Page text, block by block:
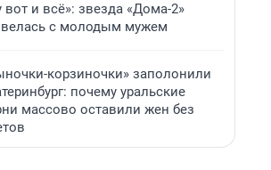
вот и всё»: звезда «Дома-2»
с молодым мужем
корзиночки» заполонили
почему уральские
массово оставили жен без